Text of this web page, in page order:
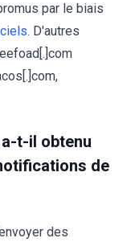
par le biais
. D'autres
t-il obtenu
de
des